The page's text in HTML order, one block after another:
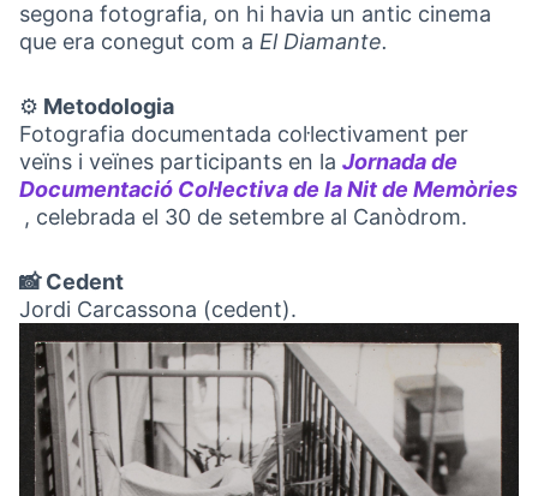
segona fotografia, on hi havia un antic cinema
que era conegut com a El Diamante.
⚙️ Metodologia
Fotografia documentada col·lectivament per
veïns i veïnes participants en la Jornada de
Documentació Col·lectiva de la Nit de Memòries
(Obrir en una pestanya nova)
, celebrada el 30 de setembre al Canòdrom.
📸 Cedent
Jordi Carcassona (cedent).